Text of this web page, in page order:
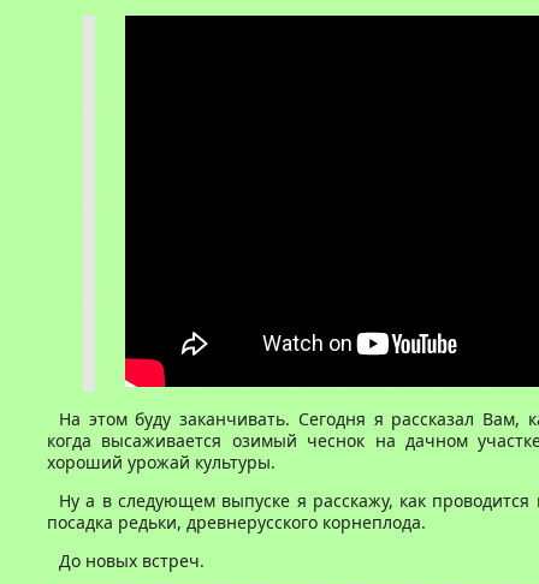
На этом буду заканчивать. Сегодня я рассказал Вам,
когда высаживается озимый чеснок на дачном
хороший урожай культуры.
Ну а в следующем выпуске я расскажу, как
посадка редьки, древнерусского корнеплода.
До новых встреч.